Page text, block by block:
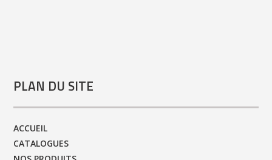
PLAN DU SITE
ACCUEIL
CATALOGUES